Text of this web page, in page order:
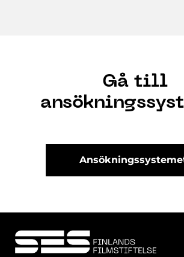
Gå till